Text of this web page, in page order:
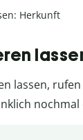
Herkunft
lassen,